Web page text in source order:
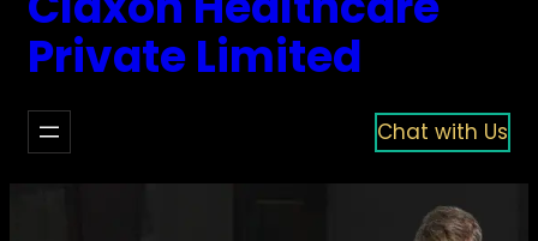
Private Limited
Chat with Us